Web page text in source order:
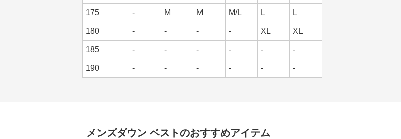
175 - M M M/L L L
180 - - - - XL XL
185 - - - - - -
190 - - - - - -
メンズダウン ベストのおすすめアイテム